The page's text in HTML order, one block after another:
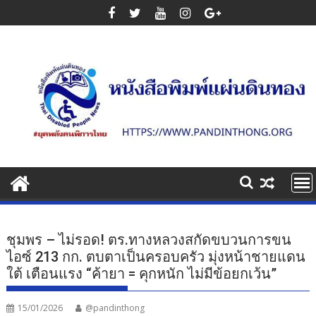
to
ชุมพร – ไม่รอด! ตร.ทางหลวงสกัดขบวนการขน
ไอซ์ 213 กก. ตบตาเป็นครอบครัว มุ่งหน้าชายแดน
ใต้ เตือนแรง “ค้ายา = คุกหนัก ไม่มีข้อยกเว้น”
15/01/2026 @pandinthong